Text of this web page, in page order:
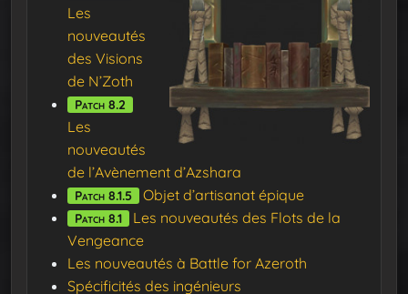
Les
nouveautés
des Visions
de N’Zoth
Patch 8.2
Les
nouveautés
de l’Avènement d’Azshara
Patch 8.1.5 Objet d’artisanat épique
Patch 8.1
Les nouveautés des Flots de la
Vengeance
Les nouveautés à Battle for Azeroth
Spécificités des ingénieurs